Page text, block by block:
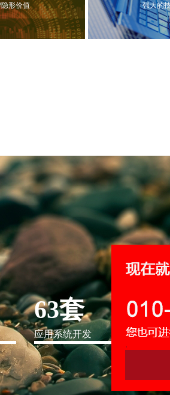
形价值
强大的
行业解决方案
传递是否做到更新、更全、更
快
63套
应用系统开发 网站